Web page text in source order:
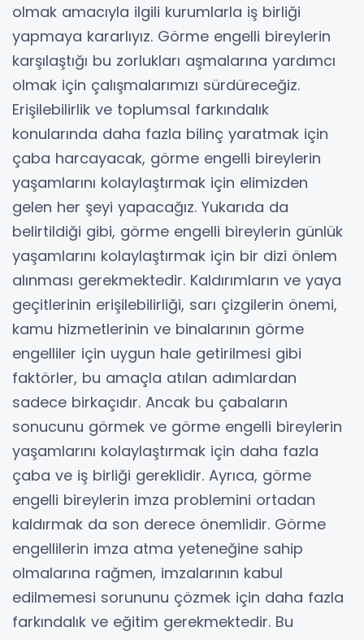
olmak amacıyla ilgili kurumlarla iş birliği
yapmaya kararlıyız. Görme engelli bireylerin
karşılaştığı bu zorlukları aşmalarına yardımcı
olmak için çalışmalarımızı sürdüreceğiz.
Erişilebilirlik ve toplumsal farkındalık
konularında daha fazla bilinç yaratmak için
çaba harcayacak, görme engelli bireylerin
yaşamlarını kolaylaştırmak için elimizden
gelen her şeyi yapacağız. Yukarıda da
belirtildiği gibi, görme engelli bireylerin günlük
yaşamlarını kolaylaştırmak için bir dizi önlem
alınması gerekmektedir. Kaldırımların ve yaya
geçitlerinin erişilebilirliği, sarı çizgilerin önemi,
kamu hizmetlerinin ve binalarının görme
engelliler için uygun hale getirilmesi gibi
faktörler, bu amaçla atılan adımlardan
sadece birkaçıdır. Ancak bu çabaların
sonucunu görmek ve görme engelli bireylerin
yaşamlarını kolaylaştırmak için daha fazla
çaba ve iş birliği gereklidir. Ayrıca, görme
engelli bireylerin imza problemini ortadan
kaldırmak da son derece önemlidir. Görme
engellilerin imza atma yeteneğine sahip
olmalarına rağmen, imzalarının kabul
edilmemesi sorununu çözmek için daha fazla
farkındalık ve eğitim gerekmektedir. Bu